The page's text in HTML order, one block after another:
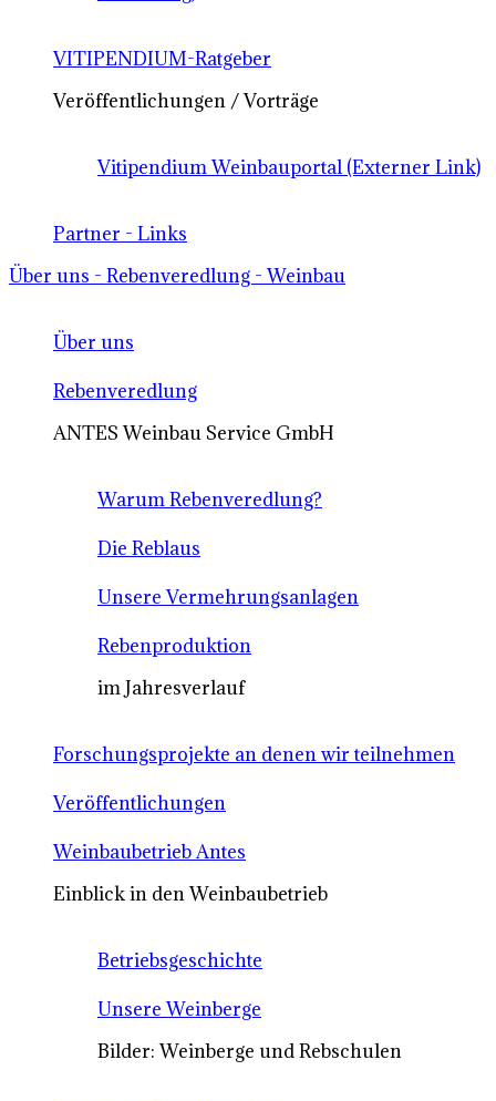
VITIPENDIUM-Ratgeber
Veröffentlichungen / Vorträge
Vitipendium Weinbauportal (Externer Link)
Partner - Links
Über uns - Rebenveredlung - Weinbau
Über uns
Rebenveredlung
ANTES Weinbau Service GmbH
Warum Rebenveredlung?
Die Reblaus
Unsere Vermehrungsanlagen
Rebenproduktion
im Jahresverlauf
Forschungsprojekte an denen wir teilnehmen
Veröffentlichungen
Weinbaubetrieb Antes
Einblick in den Weinbaubetrieb
Betriebsgeschichte
Unsere Weinberge
Bilder: Weinberge und Rebschulen